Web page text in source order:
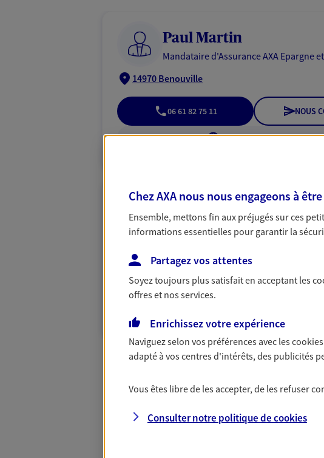
Paul Martin
Mandataire d'Assurance AXA Epargne
14970 Benouville
06 61 82 75 11 NOUS
VOIR NOTRE SITE WEB
Freddy Viroulaud
Conseiller AXA Epargne et Protection
06 20 36 20 60 NOUS
Chez AXA nous nous engageons à
Ensemble, mettons fin aux préjugés sur ces
informations essentielles pour garantir la
Partagez vos attentes
Soyez toujours plus satisfait en acceptant les
offres et nos services.
Enrichissez votre expérience
Naviguez selon vos préférences avec les
adapté à vos centres d'intérêts, des publicités
Vous êtes libre de les accepter, de les refuser
Consulter notre politique decookies